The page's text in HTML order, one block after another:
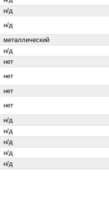
н/д
н/д
металлический
н/д
нет
нет
нет
нет
н/д
н/д
н/д
н/д
н/д